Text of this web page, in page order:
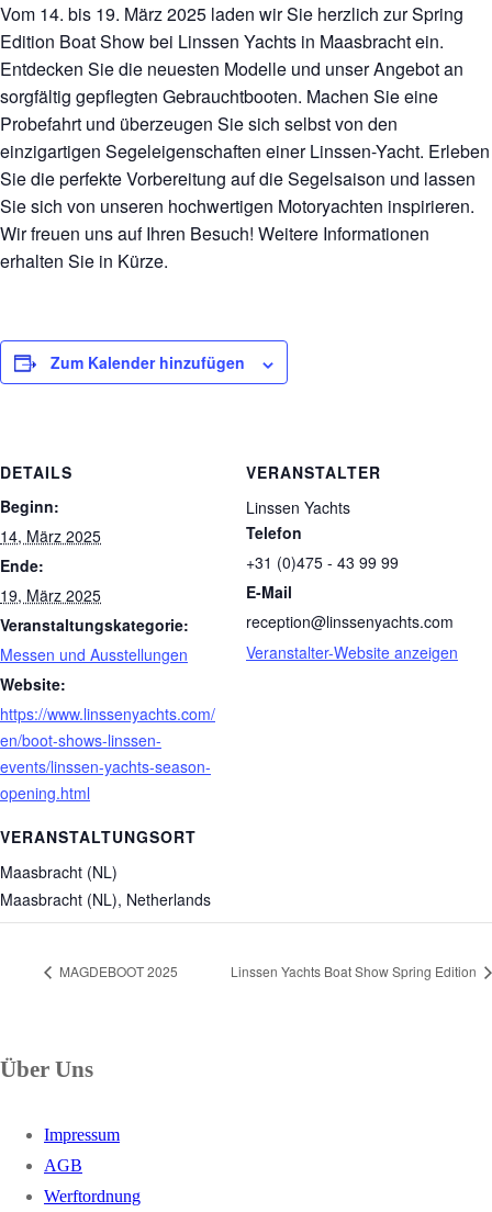
Vom 14. bis 19. März 2025 laden wir Sie herzlich zur Spring
Edition Boat Show bei Linssen Yachts in Maasbracht ein.
Entdecken Sie die neuesten Modelle und unser Angebot an
sorgfältig gepflegten Gebrauchtbooten. Machen Sie eine
Probefahrt und überzeugen Sie sich selbst von den
einzigartigen Segeleigenschaften einer Linssen-Yacht. Erleben
Sie die perfekte Vorbereitung auf die Segelsaison und lassen
Sie sich von unseren hochwertigen Motoryachten inspirieren.
Wir freuen uns auf Ihren Besuch! Weitere Informationen
erhalten Sie in Kürze.
Zum Kalender hinzufügen
DETAILS
Beginn:
14, März 2025
Ende:
19, März 2025
Veranstaltungskategorie:
Messen und Ausstellungen
Website:
https://www.linssenyachts.com/
en/boot-shows-linssen-
events/linssen-yachts-season-
opening.html
VERANSTALTUNGSORT
Maasbracht (NL)
Maasbracht (NL), Netherlands
VERANSTALTER
Linssen Yachts
Telefon
+31 (0)475 - 43 99 99
E-Mail
reception@linssenyachts.com
Veranstalter-Website anzeigen
MAGDEBOOT 2025 Linssen Yachts Boat Show Spring Edition
Über Uns
Impressum
AGB
Werftordnung